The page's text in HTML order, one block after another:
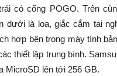
có cổng POGO. Trên
dưới là loa, giắc cắm tai
hợp bên trong máy tính
thiết lập trung bình.
MicroSD lên tới 256 GB.